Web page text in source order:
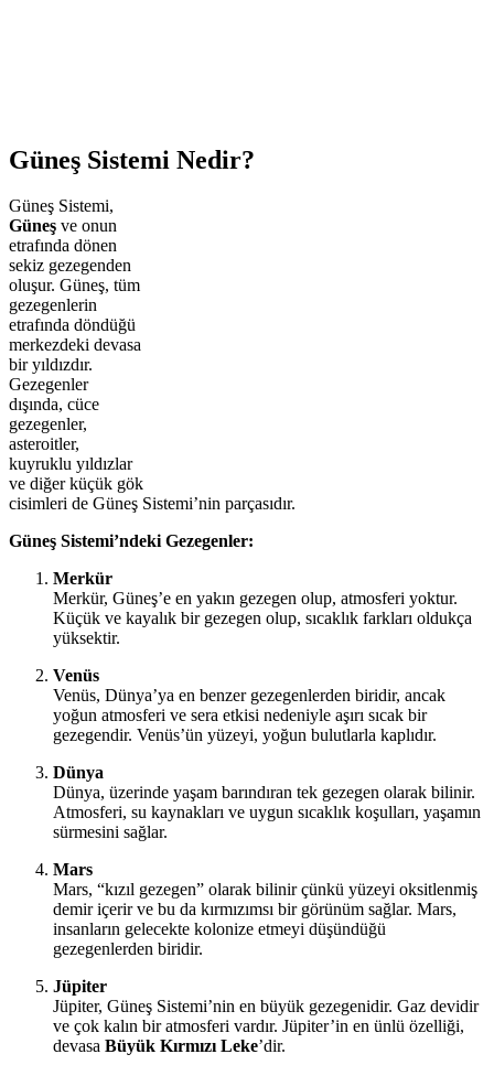
Güneş Sistemi Nedir?
Güneş Sistemi,
Güneş ve onun
etrafında dönen
sekiz gezegenden
oluşur. Güneş, tüm
gezegenlerin
etrafında döndüğü
merkezdeki devasa
bir yıldızdır.
Gezegenler
dışında, cüce
gezegenler,
asteroitler,
kuyruklu yıldızlar
ve diğer küçük gök
cisimleri de Güneş Sistemi’nin parçasıdır.
Güneş Sistemi’ndeki Gezegenler:
Merkür
Merkür, Güneş’e en yakın gezegen olup, atmosferi yoktur.
Küçük ve kayalık bir gezegen olup, sıcaklık farkları oldukça
yüksektir.
Venüs
Venüs, Dünya’ya en benzer gezegenlerden biridir, ancak
yoğun atmosferi ve sera etkisi nedeniyle aşırı sıcak bir
gezegendir. Venüs’ün yüzeyi, yoğun bulutlarla kaplıdır.
Dünya
Dünya, üzerinde yaşam barındıran tek gezegen olarak bilinir.
Atmosferi, su kaynakları ve uygun sıcaklık koşulları, yaşamın
sürmesini sağlar.
Mars
Mars, “kızıl gezegen” olarak bilinir çünkü yüzeyi oksitlenmiş
demir içerir ve bu da kırmızımsı bir görünüm sağlar. Mars,
insanların gelecekte kolonize etmeyi düşündüğü
gezegenlerden biridir.
Jüpiter
Jüpiter, Güneş Sistemi’nin en büyük gezegenidir. Gaz devidir
ve çok kalın bir atmosferi vardır. Jüpiter’in en ünlü özelliği,
devasa Büyük Kırmızı Leke’dir.